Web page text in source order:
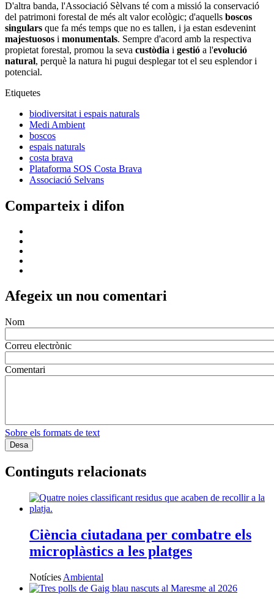
D'altra banda, l'Associació Sèlvans té com a missió la conservació
del patrimoni forestal de més alt valor ecològic; d'aquells boscos
singulars que fa més temps que no es tallen, i ja estan esdevenint
majestuosos i monumentals. Sempre d'acord amb la respectiva
propietat forestal, promou la seva custòdia i gestió a l'evolució
natural, perquè la natura hi pugui desplegar tot el seu esplendor i
potencial.
Etiquetes
biodiversitat i espais naturals
Medi Ambient
boscos
espais naturals
costa brava
Plataforma SOS Costa Brava
Associació Selvans
Comparteix i difon
Afegeix un nou comentari
Nom
Correu electrònic
Comentari
Sobre els formats de text
Continguts relacionats
Ciència ciutadana per combatre els
microplàstics a les platges
Notícies Ambiental